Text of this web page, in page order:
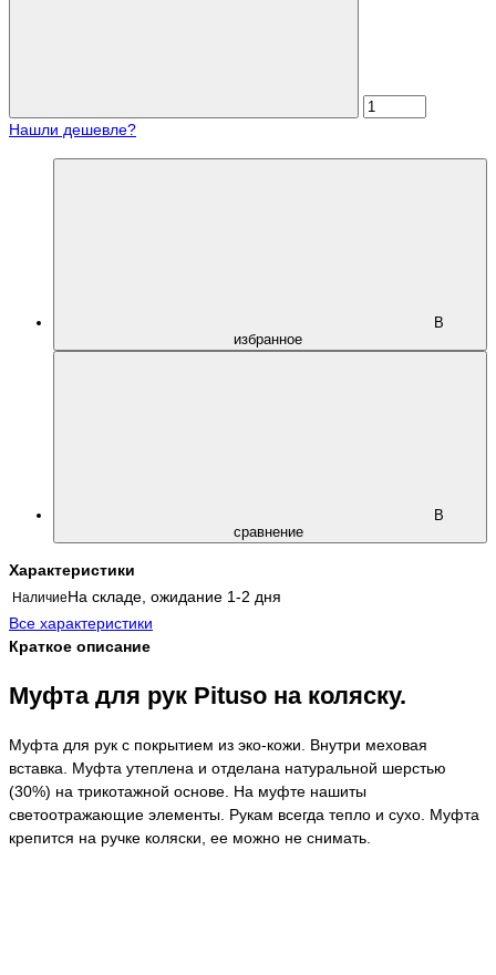
Нашли дешевле?
В
избранное
В
сравнение
Характеристики
НаличиеНа складе, ожидание 1-2 дня
Все характеристики
Краткое описание
Муфта для рук Pituso на коляску.
Муфта для рук с покрытием из эко-кожи. Внутри меховая
вставка. Муфта утеплена и отделана натуральной шерстью
(30%) на трикотажной основе. На муфте нашиты
светоотражающие элементы. Рукам всегда тепло и сухо. Муфта
крепится на ручке коляски, ее можно не снимать.